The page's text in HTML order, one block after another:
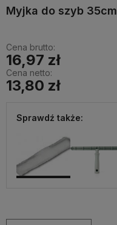
Myjka do szyb 35cm
Cena brutto:
16,97 zł
Cena netto:
13,80 zł
Sprawdź także: